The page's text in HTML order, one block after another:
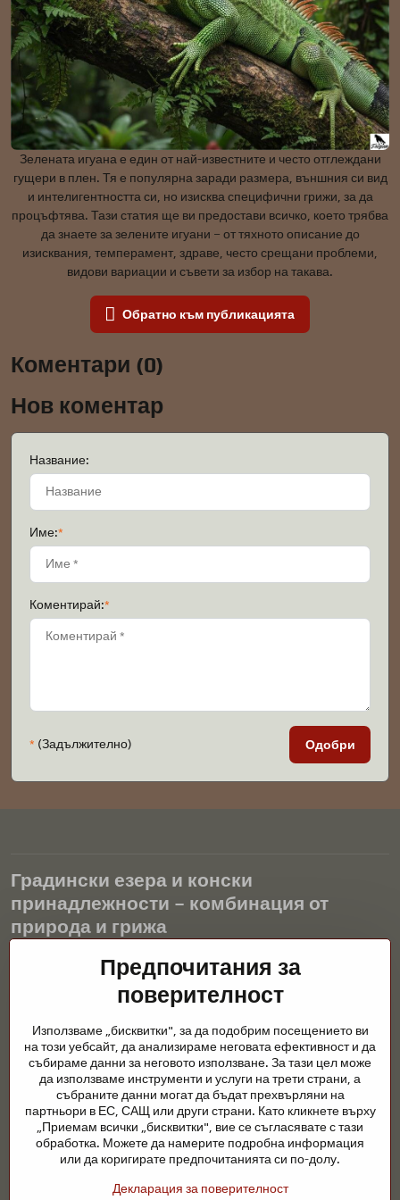
Зелената игуана е един от най-известните и често отглеждани
гущери в плен. Тя е популярна заради размера, външния си вид
и интелигентността си, но изисква специфични грижи, за да
процъфтява. Тази статия ще ви предостави всичко, което трябва
да знаете за зелените игуани – от тяхното описание до
изисквания, темперамент, здраве, често срещани проблеми,
видови вариации и съвети за избор на такава.
Обратно към публикацията
Коментари (0)
Нов коментар
Название:
Име:*
Коментирай:*
* (Задължително) Одобри
Градински езера и конски
принадлежности – комбинация от
природа и грижа
Градинските езера са красиво допълнение към всеки екстериор
и създават хармонична среда за релаксация и живот на водните
животни. Правилната технология, филтрацията и редовната
през цялата година. Също толкова важна е грижата за
животните, които са част от нашия живот.
Конете се нуждаят от висококачествени конски принадлежности,
правилно хранене и отговорни грижи, за да бъдат здрави, силни
и доволни. Независимо дали става въпрос за екипировка за
ездачи, развъдчици или любители на природата, целта е да се
създаде среда, която подкрепя естествения баланс,
Предпочитания за
поверителност
Използваме „бисквитки", за да подобрим посещението ви
на този уебсайт, да анализираме неговата ефективност и да
събираме данни за неговото използване. За тази цел може
да използваме инструменти и услуги на трети страни, а
събраните данни могат да бъдат прехвърляни на
партньори в ЕС, САЩ или други страни. Като кликнете върху
„Приемам всички „бисквитки", вие се съгласявате с тази
обработка. Можете да намерите подробна информация
или да коригирате предпочитанията си по-долу.
Декларация за поверителност